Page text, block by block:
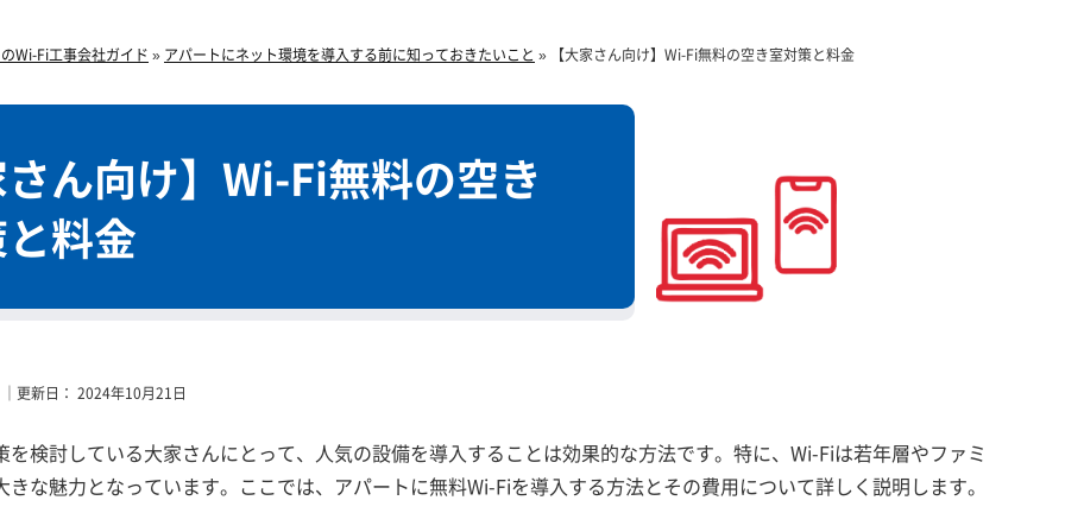
Wi-Fi工事会社ガイド » アパートにネット環境を導入する前に知っておきたいこと » 【大家さん向け】Wi-Fi無料の空き室対策と料金
ん向け】Wi-Fi無料の空き
料金
｜更新日： 2024年10月21日
を検討している大家さんにとって、人気の設備を導入することは効果的な方法です。特に、Wi-Fiは若年層やファミ
きな魅力となっています。ここでは、アパートに無料Wi-Fiを導入する方法とその費用について詳しく説明します。